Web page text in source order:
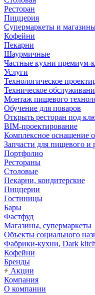
Ресторан
Пиццерия
Супермаркеты и
Кофейни
Пекарни
Шаурмичные
Частные кухни премиум-
Услуги
Технологическое
Техническое
Монтаж пищевого
Обучение для поваров
Открыть ресторан под
BIM-проектирование
Комплексное оснащение
Запчасти для пищевого и
Портфолио
Рестораны
Столовые
Пекарни, кондитерские
Пиццерии
Гостиницы
Бары
Фастфуд
Магазины, супермаркеты
Объекты социального
Фабрики-кухни, Dark
Кофейни
Бренды
Акции
Компания
О компании